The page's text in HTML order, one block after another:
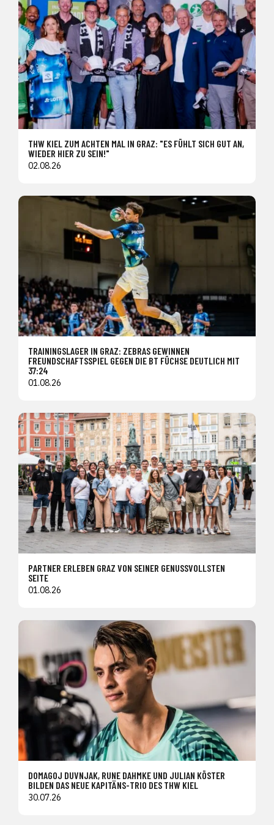
THW KIEL ZUM ACHTEN MAL IN GRAZ: "ES FÜHLT SICH GUT AN,
WIEDER HIER ZU SEIN!"
02.08.26
TRAININGSLAGER IN GRAZ: ZEBRAS GEWINNEN
FREUNDSCHAFTSSPIEL GEGEN DIE BT FÜCHSE DEUTLICH MIT
37:24
01.08.26
PARTNER ERLEBEN GRAZ VON SEINER GENUSSVOLLSTEN
SEITE
01.08.26
DOMAGOJ DUVNJAK, RUNE DAHMKE UND JULIAN KÖSTER
BILDEN DAS NEUE KAPITÄNS-TRIO DES THW KIEL
30.07.26